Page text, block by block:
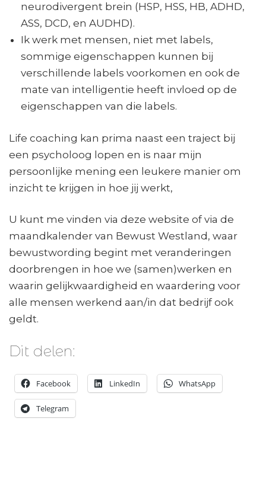
neurodivergent brein (HSP, HSS, HB, ADHD,
ASS, DCD, en AUDHD).
Ik werk met mensen, niet met labels,
sommige eigenschappen kunnen bij
verschillende labels voorkomen en ook de
mate van intelligentie heeft invloed op de
eigenschappen van die labels.
Life coaching kan prima naast een traject bij
een psycholoog lopen en is naar mijn
persoonlijke mening een leukere manier om
inzicht te krijgen in hoe jij werkt,
U kunt me vinden via deze website of via de
maandkalender van Bewust Westland, waar
bewustwording begint met veranderingen
doorbrengen in hoe we (samen)werken en
waarin gelijkwaardigheid en waardering voor
alle mensen werkend aan/in dat bedrijf ook
geldt.
Dit delen:
Facebook LinkedIn WhatsApp
Telegram